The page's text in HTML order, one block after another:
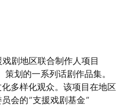
剧地区联合制作人项目
策划的一系列话剧作品集。
多样化观众。该项目在地区
会的“支援戏剧基金”